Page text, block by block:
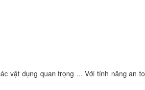
vật dụng quan trọng ... Với tính năng an